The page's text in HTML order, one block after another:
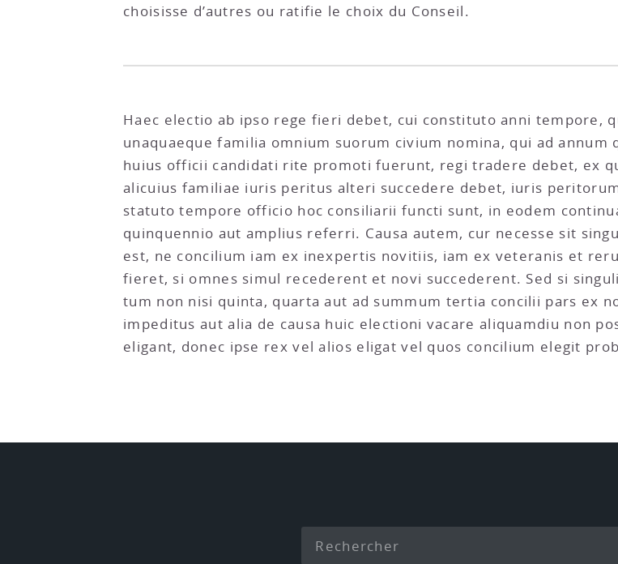
choisisse d’autres ou ratifie le choix du Conseil.
Haec electio ab ipso rege fieri debet, cui constituto anni tempore,
unaquaeque familia omnium suorum civium nomina, qui ad
huius officii candidati rite promoti fuerunt, regi tradere debet, ex
alicuius familiae iuris peritus alteri succedere debet, iuris
statuto tempore officio hoc consiliarii functi sunt, in eodem
quinquennio aut amplius referri. Causa autem, cur necesse sit
est, ne concilium iam ex inexpertis novitiis, iam ex veteranis et
fieret, si omnes simul recederent et novi succederent. Sed si
tum non nisi quinta, quarta aut ad summum tertia concilii pars ex
impeditus aut alia de causa huic electioni vacare aliquamdiu non
eligant, donec ipse rex vel alios eligat vel quos concilium elegit